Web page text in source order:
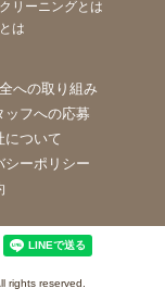
リーニングとは
は
への取り組み
ッフへの応募
について
シーポリシー
rights reserved.